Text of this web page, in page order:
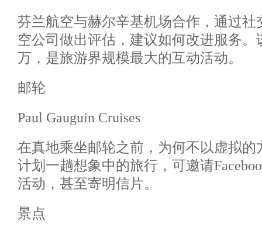
芬兰航空与赫尔辛基机场合作，通过社
空公司做出评估，建议如何改进服务。
万，是旅游界规模最大的互动活动。
邮轮
Paul Gauguin Cruises
在真地乘坐邮轮之前，为何不以虚拟
计划一趟想象中的旅行，可邀请
活动，甚至寄明信片。
景点